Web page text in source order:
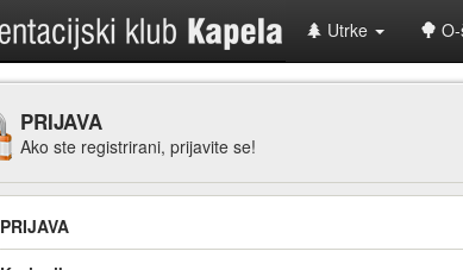
Utrke
PRIJAVA
Ako ste registrirani, prijavite se!
PRIJAVA